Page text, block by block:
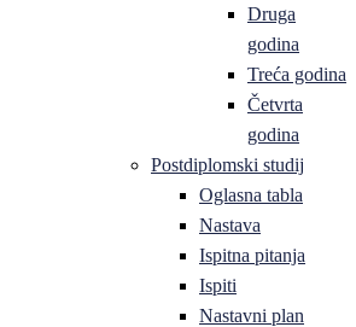
Druga
godina
Treća godina
Četvrta
godina
Postdiplomski studij
Oglasna tabla
Nastava
Ispitna pitanja
Ispiti
Nastavni plan